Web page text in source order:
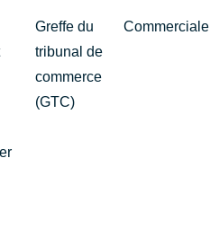
Greffe du
tribunal de
commerce
(GTC)
Commerciale